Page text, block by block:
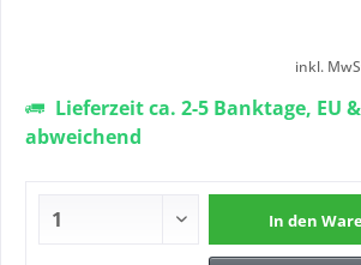
inkl.
Lieferzeit ca. 2-5 Banktage, EU
abweichend
In den